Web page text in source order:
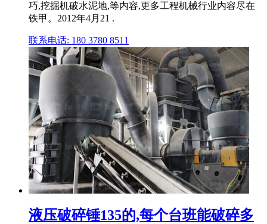
巧,挖掘机破水泥地,等内容,更多工程机械行业内容尽在
铁甲。2012年4月21 .
联系电话: 180 3780 8511
液压破碎锤135的,每个台班能破碎多